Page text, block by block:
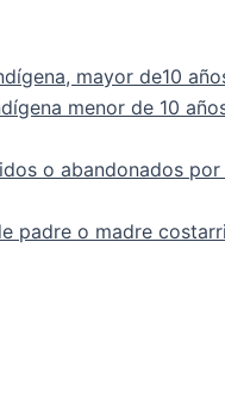
mayor de10
menor de 10
o abandonados
padre o madre